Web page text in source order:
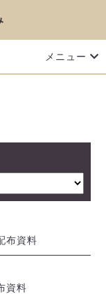
メニュー
資料
資料